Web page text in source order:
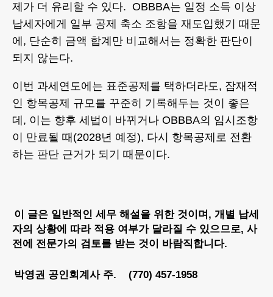
제가 더 유리할 수 있다. OBBBA는 일정 소득 이상
납세자에게 일부 공제 축소 조항을 재도입했기 때문
에, 단순히 금액 합계만 비교해서는 정확한 판단이
되지 않는다.
이번 과세연도에는 표준공제를 택하더라도, 잠재적
인 항목공제 규모를 꾸준히 기록해두는 것이 좋은
데, 이는 향후 세법이 바뀌거나 OBBBA의 임시조항
이 만료될 때(2028년 예정), 다시 항목공제로 전환
하는 판단 근거가 되기 때문이다.
이 글은 일반적인 세무 해설을 위한 것이며, 개별 납세
자의 상황에 따라 적용 여부가 달라질 수 있으므로, 사
전에 전문가의 검토를 받는 것이 바람직합니다.
박영권 공인회계사 주. (770) 457-1958